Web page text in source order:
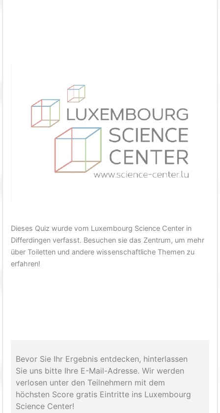
Dieses Quiz wurde vom Luxembourg Science Center in
Differdingen verfasst. Besuchen sie das Zentrum, um mehr
über Toiletten und andere wissenschaftliche Themen zu
erfahren!
Bevor Sie Ihr Ergebnis entdecken, hinterlassen
Sie uns bitte Ihre E-Mail-Adresse. Wir werden
verlosen unter den Teilnehmern mit dem
höchsten Score gratis Eintritte ins Luxembourg
Science Center!